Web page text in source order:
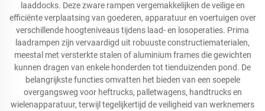
laaddocks. Deze zware rampen vergemakkelijken de veilige en
efficiënte verplaatsing van goederen, apparatuur en voertuigen over
verschillende hoogteniveaus tijdens laad- en losoperaties. Prima
laadrampen zijn vervaardigd uit robuuste constructiematerialen,
meestal met versterkte stalen of aluminium frames die gewichten
kunnen dragen van enkele honderden tot tienduizenden pond. De
belangrijkste functies omvatten het bieden van een soepele
overgangsweg voor heftrucks, palletwagens, handtrucks en
wielenapparatuur, terwijl tegelijkertijd de veiligheid van werknemers